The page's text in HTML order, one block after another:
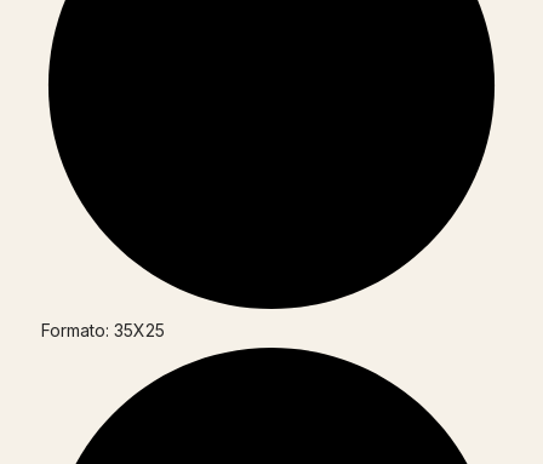
Formato: 35X25